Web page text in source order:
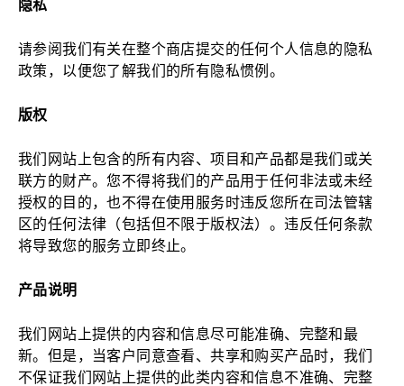
隐私
请参阅我们有关在整个商店提交的任何个人信息的隐私
政策，以便您了解我们的所有隐私惯例。
版权
我们网站上包含的所有内容、项目和产品都是我们或关
联方的财产。您不得将我们的产品用于任何非法或未经
授权的目的，也不得在使用服务时违反您所在司法管辖
区的任何法律（包括但不限于版权法）。违反任何条款
将导致您的服务立即终止。
产品说明
我们网站上提供的内容和信息尽可能准确、完整和最
新。但是，当客户同意查看、共享和购买产品时，我们
不保证我们网站上提供的此类内容和信息不准确、完整